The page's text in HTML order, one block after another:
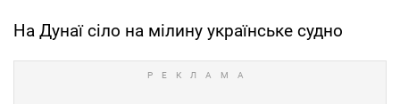
На Дунаї сіло на мілину українське судно